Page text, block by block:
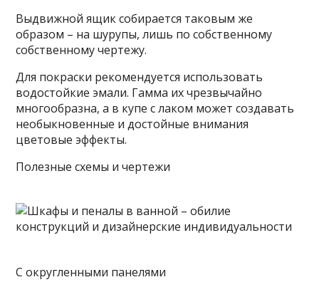
Выдвижной ящик собирается таковым же
образом – на шурупы, лишь по собственному
собственному чертежу.
Для покраски рекомендуется использовать
водостойкие эмали. Гамма их чрезвычайно
многообразна, а в купе с лаком может создавать
необыкновенные и достойные внимания
цветовые эффекты.
Полезные схемы и чертежи
С округленными панелями